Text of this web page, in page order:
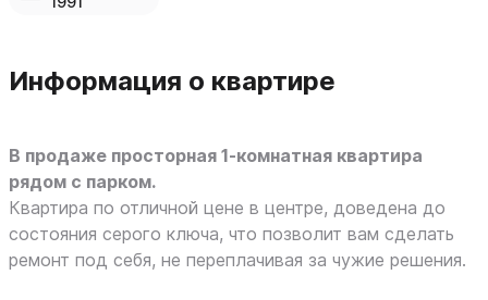
Информация о квартире
В продаже просторная 1-комнатная квартира
рядом с парком.
Квартира по отличной цене в центре, доведена до
состояния серого ключа, что позволит вам сделать
ремонт под себя, не переплачивая за чужие решения.